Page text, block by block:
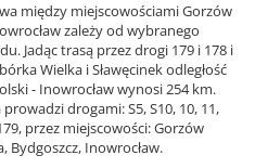
między miejscowościami Gorzów
zależy od wybranego
Jadąc trasą przez drogi 179 i 178 i
Wielka i Sławęcinek odległość
- Inowrocław wynosi 254 km.
drogami: S5, S10, 10, 11,
przez miejscowości: Gorzów
Bydgoszcz, Inowrocław.